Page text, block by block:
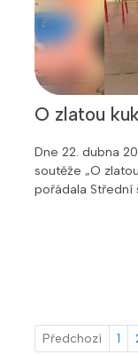
O zlatou
Dne 22. dubna
soutěže „O
pořádala Střední
Předchozí 1